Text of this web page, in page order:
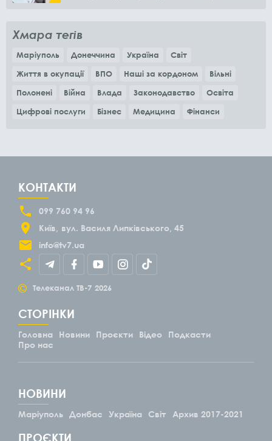
Хмара тегів
Маріуполь Донеччина Україна
Світ
Життя в окупації
ВПО Наші за кордоном
Вільні
Полонені
Війна Влада Законодавство
Освіта
Цифрові послуги
Бізнес Медицина Фінанси
КОНТАКТИ
099 760 94 96
Київ
вул. Василя Липківського, 45
info@tv7.ua
© Телеканал ТВ-7 2026
СТОРІНКИ
Головна Новини Проєкти Відео
Подкасти
Про нас
НОВИНИ
Маріуполь Донбас Україна Світ Архив 2017-2021
ПРОЄКТИ